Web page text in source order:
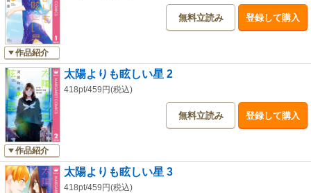
作品紹介
無料立読み 登録して購入
作品紹介
太陽よりも眩しい星 2
418pt/459円(税込)
無料立読み 登録して購入
太陽よりも眩しい星 3
418pt/459円(税込)